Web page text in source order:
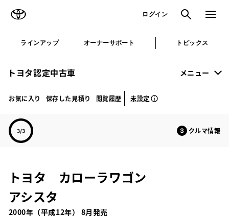
ログイン 検索 メニュ
ラインアップ オーナーサポート トピックス
トヨタ認定中古車 メニュー
お気に入り 保存した見積り 閲覧履歴 未設定
クルマ情報
トヨタ カローラワゴン
アシスタ
2000年（平成12年） 8月発売